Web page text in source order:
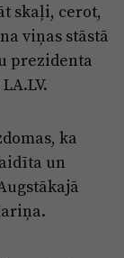
noteikumi
paziņojumi
skaļi, cerot,
viņas stāstā
prezidenta
ka
un